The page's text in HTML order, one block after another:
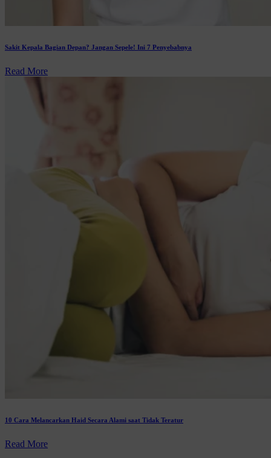
Sakit Kepala Bagian Depan? Jangan Sepele! Ini 7 Penyebabnya
Read More
10 Cara Melancarkan Haid Secara Alami saat Tidak Teratur
Read More